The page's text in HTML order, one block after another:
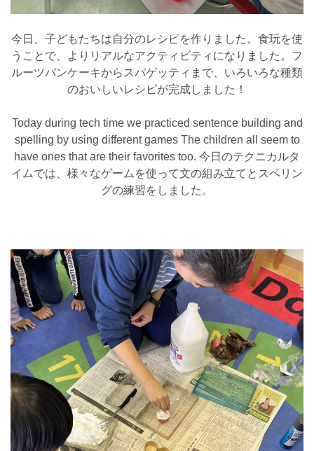
今日、子どもたちは自分のレシピを作りました。食玩を使
うことで、よりリアルなアクティビティになりました。フ
ルーツパンケーキからスパゲッティまで、いろいろな種類
のおいしいレシピが完成しました！
Today during tech time we practiced sentence building and
spelling by using different games The children all seem to
have ones that are their favorites too. 今日のテクニカルタ
イムでは、様々なゲームを使って文の組み立てとスペリン
グの練習をしました。